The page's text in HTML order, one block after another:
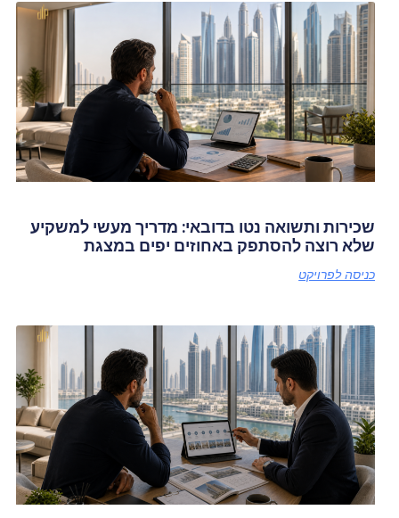
שכירות ותשואה נטו בדובאי: מדריך מעשי למשקיע
שלא רוצה להסתפק באחוזים יפים במצגת
כניסה לפרויקט